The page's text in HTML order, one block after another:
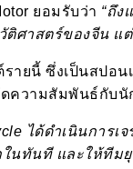
ยอมรับว่า “ถึง
วัติศาสตร์ของจีน
ายนี้ ซึ่งเป็นสปอ
ดความสัมพันธ์กับ
ได้ดำเนินการ
ในทันที และให้ทีม